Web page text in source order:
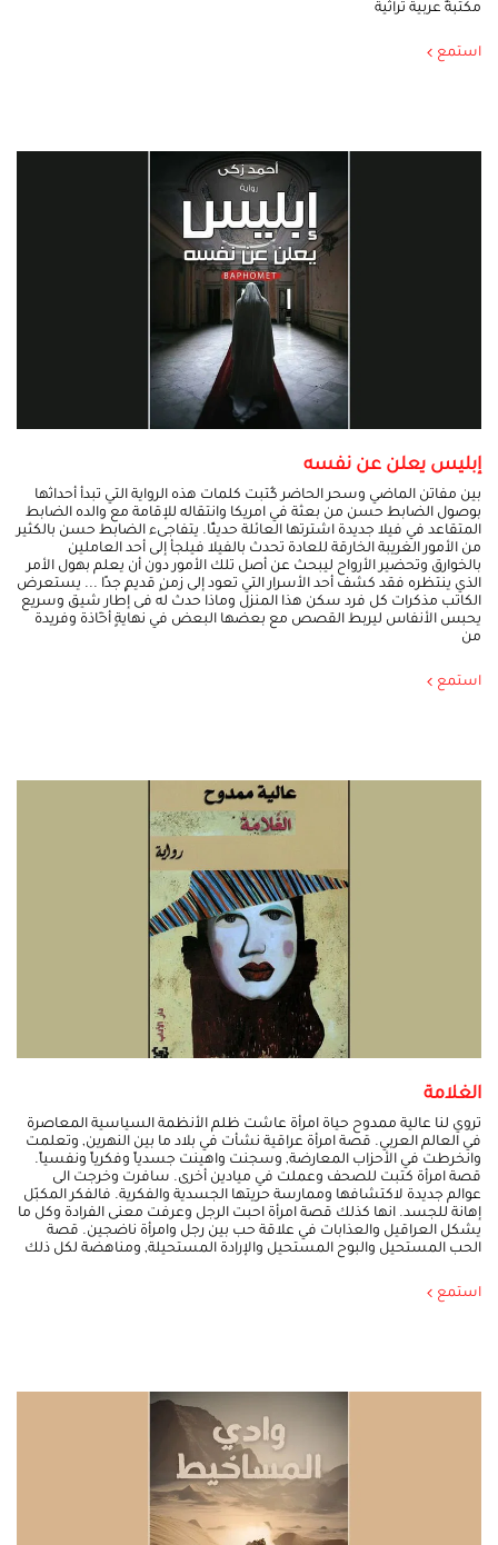
مكتبةٌ عربية تراثية
استمع
إبليس يعلن عن نفسه
بين مفاتن الماضي وسحر الحاضر كُتبت كلمات هذه الرواية التي تبدأ أحداثها
بوصول الضابط حسن من بعثة في امريكا وانتقاله للإقامة مع والده الضابط
المتقاعد في فيلا جديدة اشترتها العائلة حديثًا. يتفاجىء الضابط حسن بالكثير
من الأمور الغريبة الخارقة للعادة تحدث بالفيلا فيلجأ إلى أحد العاملين
بالخوارق وتحضير الأرواح ليبحث عن أصل تلك الأمور دون أن يعلم بهول الأمر
الذي ينتظره فقد كشف أحد الأسرار التي تعود إلى زمنٍ قديمٍ جدًا ... يستعرض
الكاتب مذكرات كل فرد سكن هذا المنزل وماذا حدث له فى إطار شيق وسريع
يحبس الأنفاس ليربط القصص مع بعضها البعض في نهايةٍ أخّاذة وفريدة
من
استمع
الغلامة
تروي لنا عالية ممدوح حياة امرأة عاشت ظلم الأنظمة السياسية المعاصرة
في العالم العربي. قصة امرأة عراقية نشأت في بلاد ما بين النهرين, وتعلمت
وانخرطت في الأحزاب المعارضة, وسجنت واهينت جسدياً وفكرياً ونفسياً.
قصة امرأة كتبت للصحف وعملت في ميادين أخرى. سافرت وخرجت الى
عوالم جديدة لاكتشافها وممارسة حريتها الجسدية والفكرية. فالفكر المكبّل
إهانة للجسد. انها كذلك قصة امرأة احبت الرجل وعرفت معنى الفرادة وكل ما
يشكل العراقيل والعذابات في علاقة حب بين رجل وامرأة ناضجين. قصة
الحب المستحيل والبوح المستحيل والإرادة المستحيلة, ومناهضة لكل ذلك
استمع